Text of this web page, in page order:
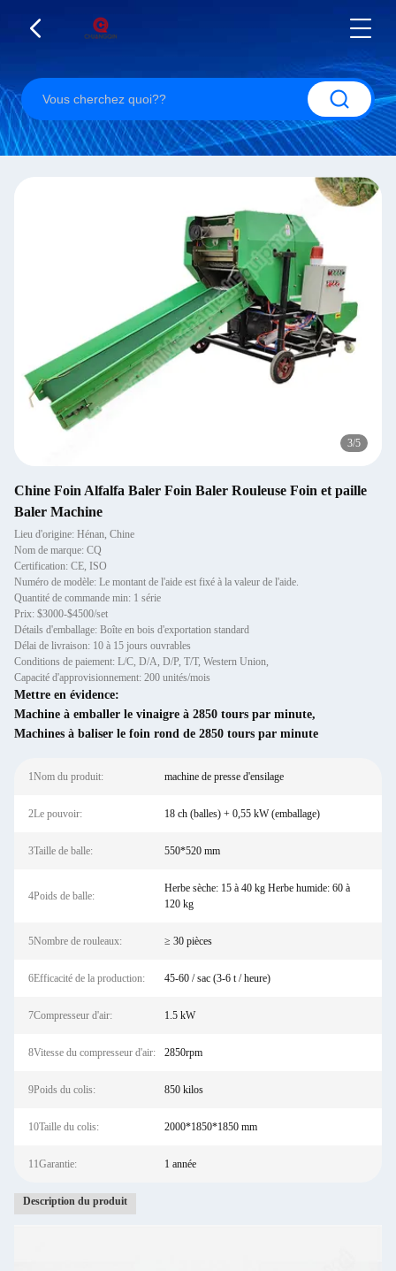
3/5
Chine Foin Alfalfa Baler Foin Baler Rouleuse Foin et paille
Baler Machine
Lieu d'origine: Hénan, Chine
Nom de marque: CQ
Certification: CE, ISO
Numéro de modèle: Le montant de l'aide est fixé à la valeur de l'aide.
Quantité de commande min: 1 série
Prix: $3000-$4500/set
Détails d'emballage: Boîte en bois d'exportation standard
Délai de livraison: 10 à 15 jours ouvrables
Conditions de paiement: L/C, D/A, D/P, T/T, Western Union,
Capacité d'approvisionnement: 200 unités/mois
Mettre en évidence:
Machine à emballer le vinaigre à 2850 tours par minute,
Machines à baliser le foin rond de 2850 tours par minute
1Nom du produit: machine de presse d'ensilage
2Le pouvoir: 18 ch (balles) + 0,55 kW (emballage)
3Taille de balle: 550*520 mm
4Poids de balle:
Herbe sèche: 15 à 40 kg Herbe humide: 60 à
120 kg
5Nombre de rouleaux: ≥ 30 pièces
6Efficacité de la production: 45-60 / sac (3-6 t / heure)
7Compresseur d'air: 1.5 kW
8Vitesse du compresseur d'air: 2850rpm
9Poids du colis: 850 kilos
10Taille du colis: 2000*1850*1850 mm
11Garantie: 1 année
Description du produit